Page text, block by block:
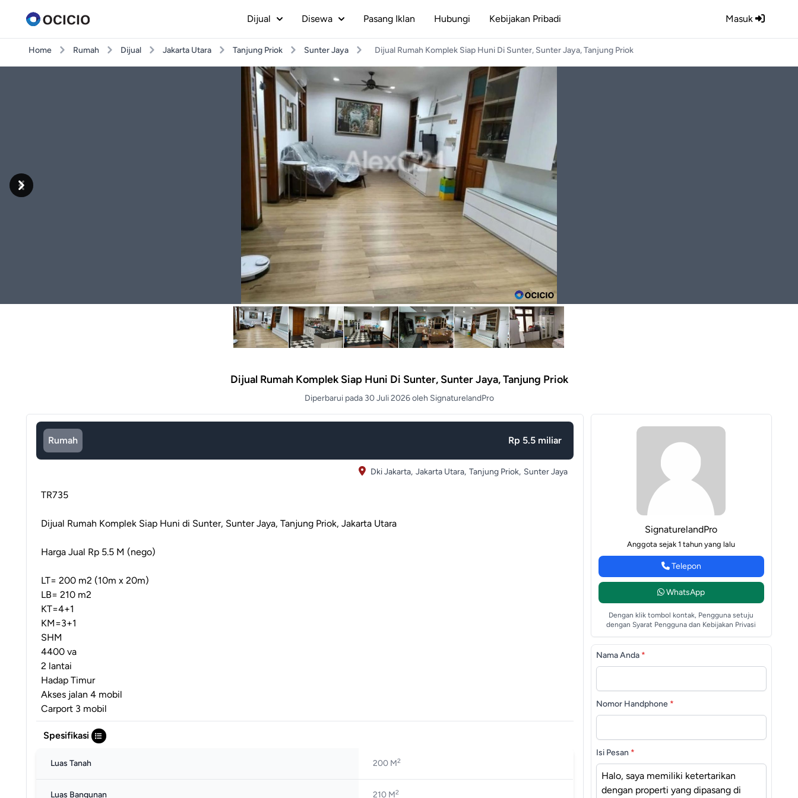
Masuk
Dijual Disewa Pasang Iklan Hubungi Kebijakan Pribadi
Home Rumah Dijual Jakarta Utara Tanjung Priok Sunter Jaya Dijual Rumah Komplek Siap Huni Di Sunter, Sunter Jaya, Tanjung Priok
Previous
Next
Dijual Rumah Komplek Siap Huni Di Sunter, Sunter Jaya, Tanjung Priok
Diperbarui pada 30 Juli 2026 oleh SignaturelandPro
Rumah Rp 5.5 miliar
Dki Jakarta, Jakarta Utara, Tanjung Priok, Sunter Jaya
TR735
Dijual Rumah Komplek Siap Huni di Sunter, Sunter Jaya, Tanjung Priok, Jakarta Utara
Harga Jual Rp 5.5 M (nego)
LT= 200 m2 (10m x 20m)
LB= 210 m2
KT=4+1
KM=3+1
SHM
4400 va
2 lantai
Hadap Timur
Akses jalan 4 mobil
Carport 3 mobil
Spesifikasi
Luas Tanah 200 M2
Luas Bangunan 210 M2
SignaturelandPro
Anggota sejak 1 tahun yang lalu
Telepon
WhatsApp
Dengan klik tombol kontak, Pengguna setuju
dengan Syarat Pengguna dan Kebijakan Privasi
Nama Anda *
Nomor Handphone *
Isi Pesan *